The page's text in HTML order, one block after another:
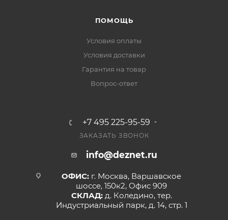
ПОМОЩЬ
Условия оплаты
Условия доставки
Гарантия на товар
Вопрос-ответ
+7 495 225-95-59
ЗАКАЗАТЬ ЗВОНОК
info@deznet.ru
ОФИС: г. Москва, Варшавское
шоссе, 150к2, Офис 909
СКЛАД: д. Коледино, тер.
Индустриальный парк, д. 14, стр. 1